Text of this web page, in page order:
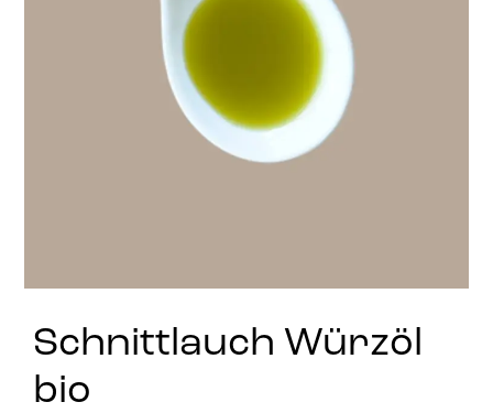
Stay in Touch
Schnittlauch Würzöl
bio